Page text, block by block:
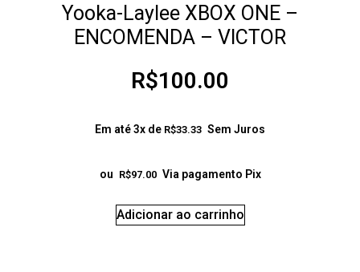
Yooka-Laylee XBOX ONE –
ENCOMENDA – VICTOR
R$100.00
Em até 3x de R$33.33 Sem Juros
ou R$97.00 Via pagamento Pix
Adicionar ao carrinho